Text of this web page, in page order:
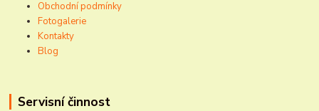
Obchodní podmínky
Fotogalerie
Kontakty
Blog
Servisní činnost